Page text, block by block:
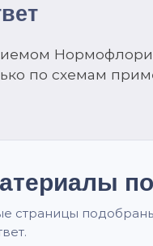
по схемам
страницы